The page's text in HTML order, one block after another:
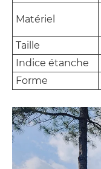
Matériel
Taille
Indice étanche
Forme